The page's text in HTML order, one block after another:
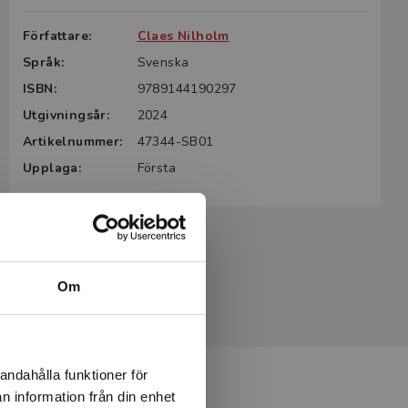
Om
funktioner för
information från din enhet
Författare:
Claes Nilholm
Språk:
Svenska
ISBN:
9789144190297
Utgivningsår:
2024
Artikelnummer:
47344-SB01
Upplaga:
Första